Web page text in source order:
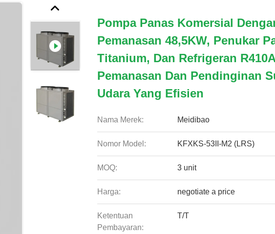
Pompa Panas Komersial
Pemanasan 48,5KW, Penukar
Titanium, Dan Refrigeran
Pemanasan Dan Pendinginan
Udara Yang Efisien
Nama Merek: Meidibao
Nomor Model: KFXKS-53II-M2 (LRS)
MOQ: 3 unit
Harga: negotiate a price
Ketentuan
Pembayaran:
T/T